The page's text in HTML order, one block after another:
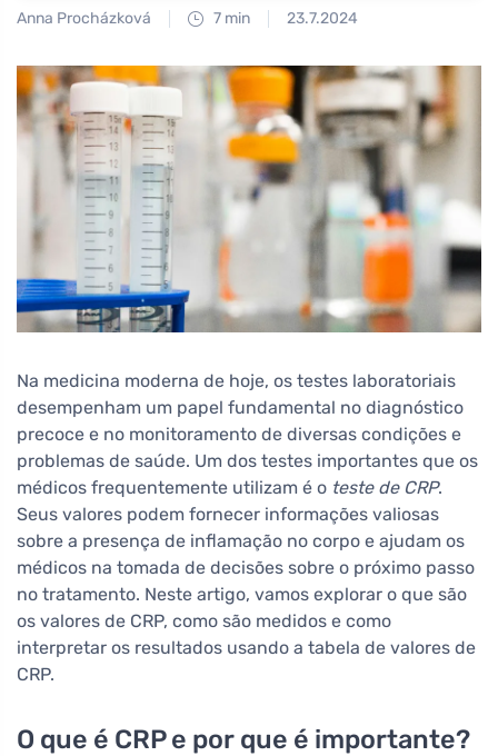
Anna Procházková 7 min 23.7.2024
Na medicina moderna de hoje, os testes laboratoriais
desempenham um papel fundamental no diagnóstico
precoce e no monitoramento de diversas condições e
problemas de saúde. Um dos testes importantes que os
médicos frequentemente utilizam é o teste de CRP.
Seus valores podem fornecer informações valiosas
sobre a presença de inflamação no corpo e ajudam os
médicos na tomada de decisões sobre o próximo passo
no tratamento. Neste artigo, vamos explorar o que são
os valores de CRP, como são medidos e como
interpretar os resultados usando a tabela de valores de
CRP.
O que é CRP e por que é importante?